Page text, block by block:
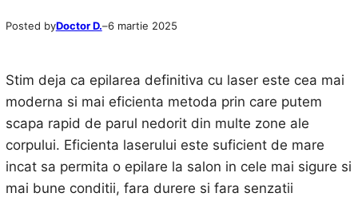
Posted byDoctor D.–6 martie 2025
Stim deja ca epilarea definitiva cu laser este cea mai
moderna si mai eficienta metoda prin care putem
scapa rapid de parul nedorit din multe zone ale
corpului. Eficienta laserului este suficient de mare
incat sa permita o epilare la salon in cele mai sigure si
mai bune conditii, fara durere si fara senzatii